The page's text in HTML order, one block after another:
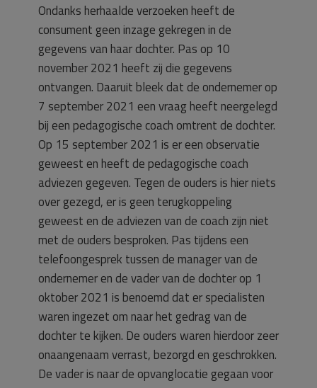
Ondanks herhaalde verzoeken heeft de
consument geen inzage gekregen in de
gegevens van haar dochter. Pas op 10
november 2021 heeft zij die gegevens
ontvangen. Daaruit bleek dat de ondernemer op
7 september 2021 een vraag heeft neergelegd
bij een pedagogische coach omtrent de dochter.
Op 15 september 2021 is er een observatie
geweest en heeft de pedagogische coach
adviezen gegeven. Tegen de ouders is hier niets
over gezegd, er is geen terugkoppeling
geweest en de adviezen van de coach zijn niet
met de ouders besproken. Pas tijdens een
telefoongesprek tussen de manager van de
ondernemer en de vader van de dochter op 1
oktober 2021 is benoemd dat er specialisten
waren ingezet om naar het gedrag van de
dochter te kijken. De ouders waren hierdoor zeer
onaangenaam verrast, bezorgd en geschrokken.
De vader is naar de opvanglocatie gegaan voor